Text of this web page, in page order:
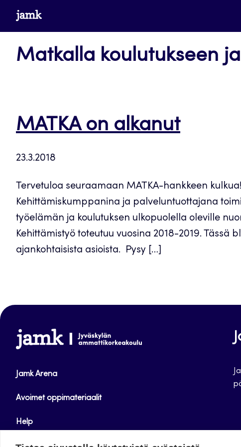
Siirrywww.jamk.fi
Matkalla koulutukseen
MATKA on alkanut
23.3.2018
Tervetuloa seuraamaan MATKA-hankkeen
Kehittämiskumppanina ja palveluntuottajana
työelämän ja koulutuksen ulkopuolella oleville
Kehittämistyö toteutuu vuosina 2018-2019.
ajankohtaisista asioista. Pysy […]
www.jamk.fi
Jamk Arena
Avoimet oppimateriaalit
Help